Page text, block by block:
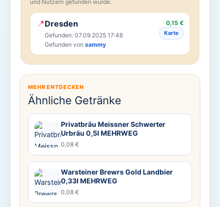
und Nutzern gefunden wurde.
📍Dresden
Gefunden: 07.09.2025 17:48
Gefunden von sammy
0,15 €
Karte
MEHR ENTDECKEN
Ähnliche Getränke
Privatbräu Meissner Schwerter
Urbräu 0,5l MEHRWEG
0,08 €
Warsteiner Brewrs Gold Landbier
0,33l MEHRWEG
0,08 €